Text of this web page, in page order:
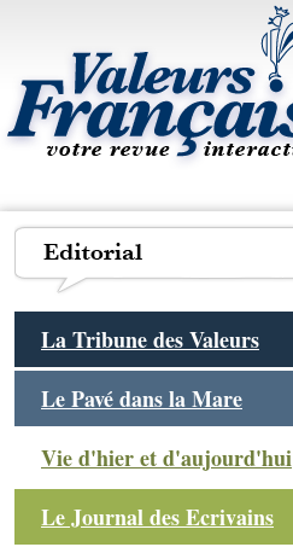
La Tribune des Valeurs
Le Pavé dans la Mare
Vie d'hier et d'aujourd'hui
Le Journal des Ecrivains